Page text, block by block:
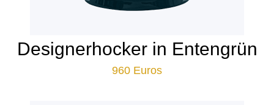
Designerhocker in Entengrün
960 Euros